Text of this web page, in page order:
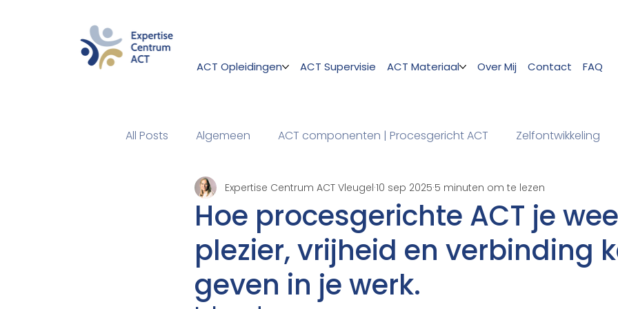
ACT Opleidingen ACT Supervisie ACT Materiaal Over Mij Contact FAQ
All Posts Algemeen ACT componenten | Procesgericht ACT Zelfontwikkeling
Hoe procesgerichte ACT je
plezier, vrijheid en verbinding
geven in je werk.
Expertise Centrum ACT Vleugel 10 sep 2025 5 minuten om te lezen